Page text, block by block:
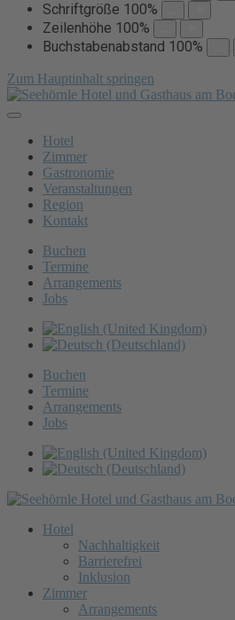
Schriftgröße 100%
Zeilenhöhe 100%
Buchstabenabstand 100%
Zum Hauptinhalt springen
Hotel
Zimmer
Gastronomie
Veranstaltungen
Region
Kontakt
Buchen
Termine
Arrangements
Jobs
Buchen
Termine
Arrangements
Jobs
Hotel
Nachhaltigkeit
Barrierefrei
Inklusion
Zimmer
Arrangements